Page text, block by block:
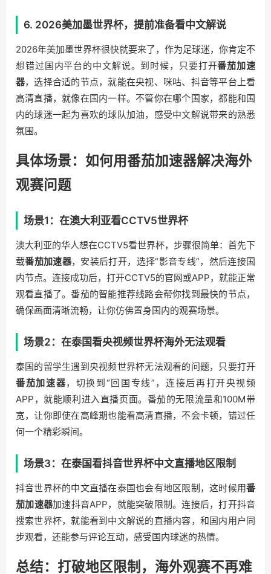
6. 2026美加墨世界杯，提前准备看中文解说
2026年美加墨世界杯很快就要来了，作为足球迷，你肯定不
想错过国内平台的中文解说。到时候，只要打开番茄加速
器，选择合适的节点，就能在央视、咪咕、抖音等平台上看
高清直播，就像在国内一样。不管你在哪个国家，都能和国
内的球迷一起为喜欢的球队加油，感受中文解说带来的熟悉
氛围。
具体场景：如何用番茄加速器解决海外
观赛问题
场景1：在澳大利亚看CCTV5世界杯
澳大利亚的华人想在CCTV5看世界杯，步骤很简单：首先下
载番茄加速器，安装后打开，选择“影音专线”，然后连接国
内节点。连接成功后，打开CCTV5的官网或APP，就能正常
观看直播了。番茄的智能推荐线路会帮你找到最快的节点，
确保画面清晰流畅，让你仿佛置身国内的观赛场景。
场景2：在泰国看央视频世界杯海外无法观看
泰国的留学生遇到央视频世界杯无法观看的问题，只要打开
番茄加速器，切换到“回国专线”，连接后再打开央视频
APP，就能顺利进入直播页面。番茄的无限流量和100M带
宽，让你即使在高峰期也能看高清直播，不会卡顿，错过任
何一个精彩瞬间。
场景3：在泰国看抖音世界杯中文直播地区限制
抖音世界杯的中文直播在泰国也会有地区限制，这时候用番
茄加速器加速抖音APP，就能突破限制。连接后，打开抖音
搜索世界杯，就能看到中文解说的直播内容，和国内用户同
步观看，还能参与评论互动，感受国内球迷的热情。
总结：打破地区限制，海外观赛不再难